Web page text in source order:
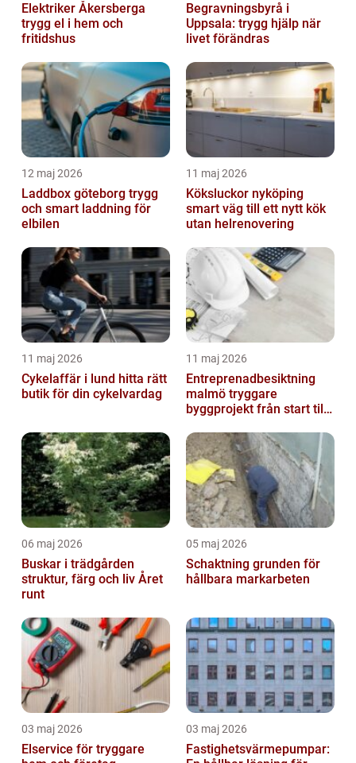
Elektriker Åkersberga
trygg el i hem och
fritidshus
Begravningsbyrå i
Uppsala: trygg hjälp när
livet förändras
12 maj 2026
Laddbox göteborg trygg
och smart laddning för
elbilen
11 maj 2026
Köksluckor nyköping
smart väg till ett nytt kök
utan helrenovering
11 maj 2026
Cykelaffär i lund hitta rätt
butik för din cykelvardag
11 maj 2026
Entreprenadbesiktning
malmö tryggare
byggprojekt från start till
06 maj 2026
Buskar i trädgården
struktur, färg och liv Året
runt
05 maj 2026
Schaktning grunden för
hållbara markarbeten
03 maj 2026
Elservice för tryggare
03 maj 2026
Fastighetsvärmepumpar: